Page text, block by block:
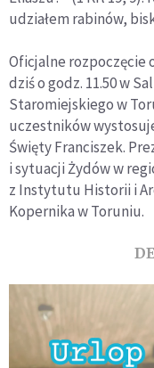
udziałem rabinów,
Oficjalne rozpoczęcie
dziś o godz. 11.50 w
Staromiejskiego w
uczestników
Święty Franciszek.
i sytuacji Żydów w
z Instytutu Historii i
Kopernika w Toruniu.